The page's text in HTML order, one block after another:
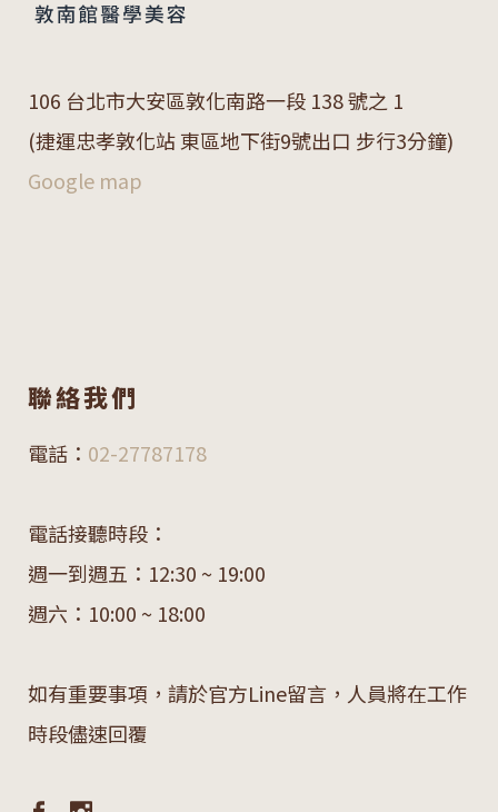
106 台北市大安區敦化南路一段 138 號之 1
(捷運忠孝敦化站 東區地下街9號出口 步行3分鐘)
Google map
聯絡我們
電話： 02-27787178
電話接聽時段：
週一到週五：12:30 ~ 19:00
週六：10:00 ~ 18:00
如有重要事項，請於官方Line留言，人員將在工作
時段儘速回覆